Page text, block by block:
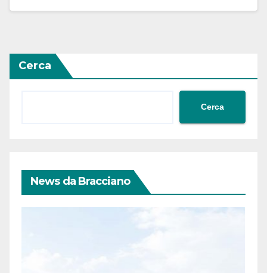
Cerca
Cerca
News da Bracciano